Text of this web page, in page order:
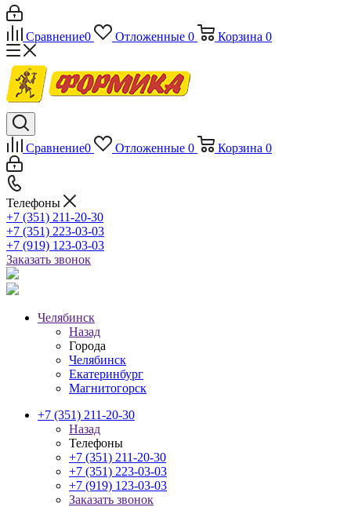
Сравнение0 Отложенные 0 Корзина 0
Сравнение0 Отложенные 0 Корзина 0
Телефоны
+7 (351) 211-20-30
+7 (351) 223-03-03
+7 (919) 123-03-03
Заказать звонок
Челябинск
Назад
Города
Челябинск
Екатеринбург
Магнитогорск
+7 (351) 211-20-30
Назад
Телефоны
+7 (351) 211-20-30
+7 (351) 223-03-03
+7 (919) 123-03-03
Заказать звонок